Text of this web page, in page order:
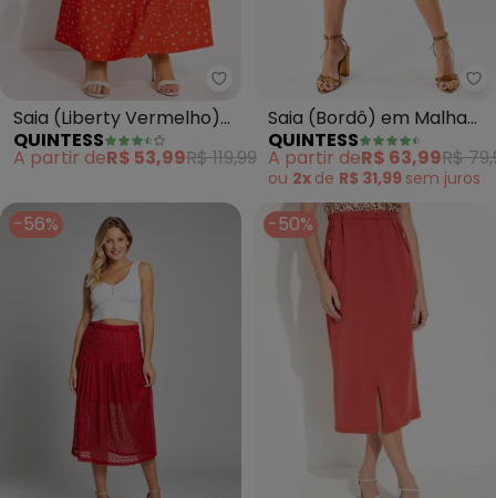
Quintess - Saia (Liberty
Saia (Liberty Vermelho)
em Malha Fria
QUINTESS
A partir deR$ 53,99R$ 119,99
Saia (Bordô) em Malha
de Viscose
QUINTESS
A partir deR$ 63,99R$
ou 2x de R$ 31,99 sem juros
-56% -50%